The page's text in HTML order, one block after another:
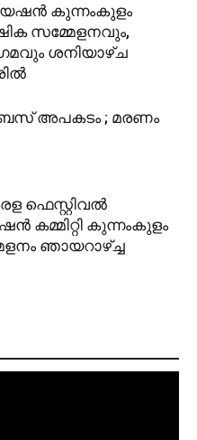
കുന്നംകുളം
സമ്മേളനവും,
ശനിയാഴ്ച
ബസ് അപകടം ; മരണം
ഫെസ്റ്റിവല്‍
കമ്മിറ്റി കുന്നംകുളം
ഞായറാഴ്ച്ച